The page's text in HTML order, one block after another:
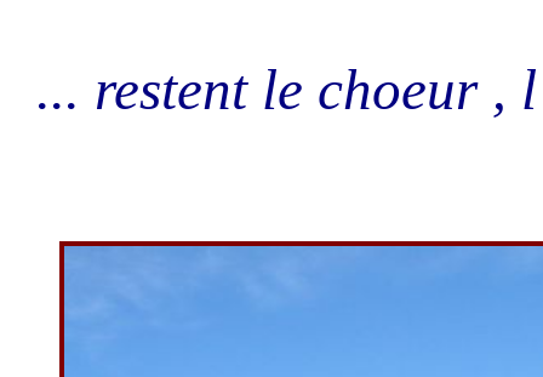
... restent le choeur ,